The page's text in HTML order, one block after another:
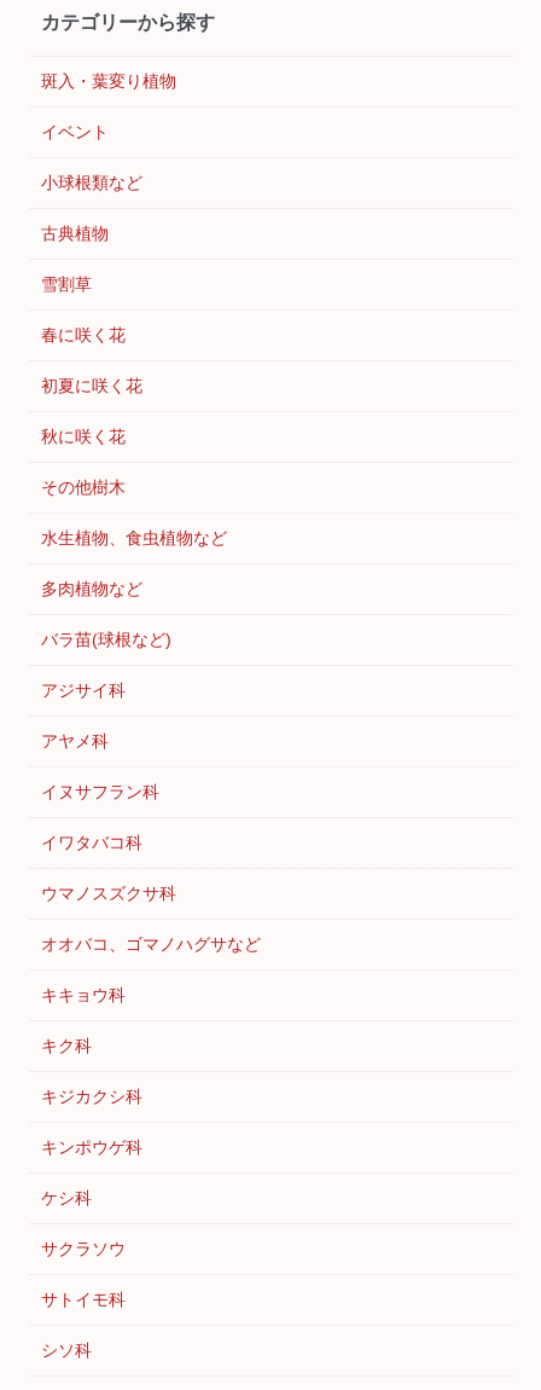
カテゴリーから探す
斑入・葉変り植物
イベント
小球根類など
古典植物
雪割草
春に咲く花
初夏に咲く花
秋に咲く花
その他樹木
水生植物、食虫植物など
多肉植物など
バラ苗(球根など)
アジサイ科
アヤメ科
イヌサフラン科
イワタバコ科
ウマノスズクサ科
オオバコ、ゴマノハグサなど
キキョウ科
キク科
キジカクシ科
キンポウゲ科
ケシ科
サクラソウ
サトイモ科
シソ科